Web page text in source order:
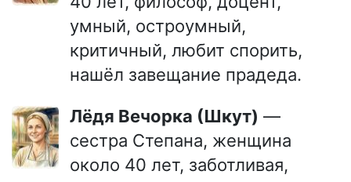
умный, остроумный,
критичный, любит спорить,
нашёл завещание прадеда.
Лёдя Вечорка (Шкут) —
сестра Степана, женщина
около 40 лет, заботливая,